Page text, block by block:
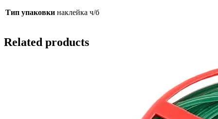
Тип упаковки наклейка ч/б
Related products